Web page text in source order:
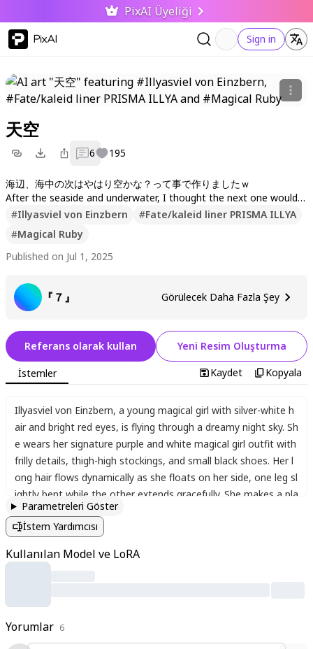
PixAI Üyeliği
PixAI Sign in
天空
6 195
海辺、海中の次はやはり空かな？って事で作りましたｗ
After the seaside and underwater, I thought the next one would b
e the sky. So I made this (*^_^*)
#Illyasviel von Einzbern #Fate/kaleid liner PRISMA ILLYA
#Magical Ruby
Published on Jul 1, 2025
『７』 Görülecek Daha Fazla Şey
Yorumlar 6
Referans olarak kullan Yeni Resim Oluşturma
İstemler Kaydet Kopyala
Illyasviel von Einzbern, a young magical girl with silver-white h
air and bright red eyes, is flying through a dreamy night sky. Sh
e wears her signature purple and white magical girl outfit with
frilly details, thigh-high stockings, and small black shoes. Her l
ong hair flows dynamically as she floats on her side, one leg sl
ightly bent while the other extends gracefully. She makes a pla
yful V-sign with her fingers while gazing directly at the viewer
with a cheerful expression. The background features a fantast
soft glowing clouds. The atmosphere is magical and ethereal
ss and youthful energy.
Parametreleri Göster
İstem Yardımcısı
Kullanılan Model ve LoRA